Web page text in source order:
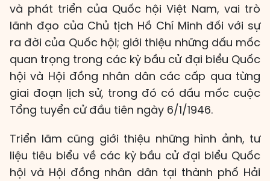
và phát triển của Quốc hội Việt Nam, vai trò
lãnh đạo của Chủ tịch Hồ Chí Minh đối với sự
ra đời của Quốc hội; giới thiệu những dấu mốc
quan trọng trong các kỳ bầu cử đại biểu Quốc
hội và Hội đồng nhân dân các cấp qua từng
giai đoạn lịch sử, trong đó có dấu mốc cuộc
Tổng tuyển cử đầu tiên ngày 6/1/1946.
Triển lãm cũng giới thiệu những hình ảnh, tư
liệu tiêu biểu về các kỳ bầu cử đại biểu Quốc
hội và Hội đồng nhân dân tại thành phố Hải